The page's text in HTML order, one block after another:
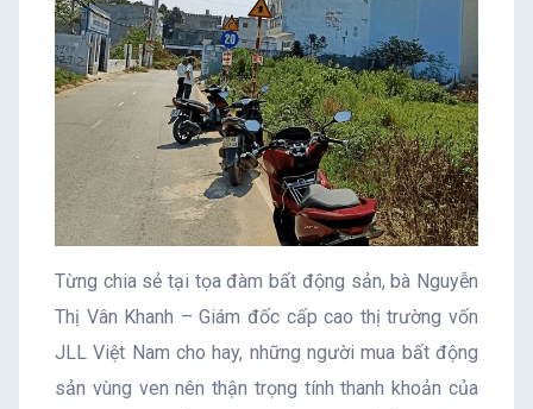
Từng chia sẻ tại tọa đàm bất động sản, bà Nguyễn
Thị Vân Khanh – Giám đốc cấp cao thị trường vốn
JLL Việt Nam cho hay, những người mua bất động
sản vùng ven nên thận trọng tính thanh khoản của